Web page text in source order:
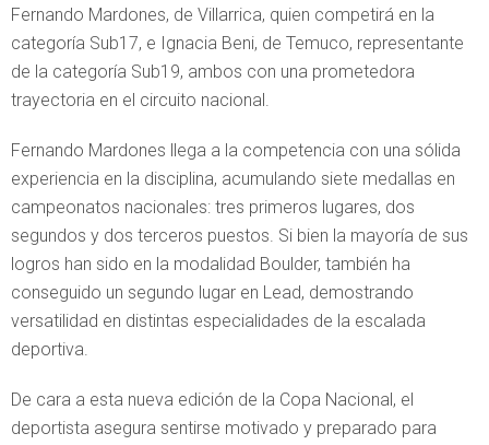
Fernando Mardones, de Villarrica, quien competirá en la
categoría Sub17, e Ignacia Beni, de Temuco, representante
de la categoría Sub19, ambos con una prometedora
trayectoria en el circuito nacional.
Fernando Mardones llega a la competencia con una sólida
experiencia en la disciplina, acumulando siete medallas en
campeonatos nacionales: tres primeros lugares, dos
segundos y dos terceros puestos. Si bien la mayoría de sus
logros han sido en la modalidad Boulder, también ha
conseguido un segundo lugar en Lead, demostrando
versatilidad en distintas especialidades de la escalada
deportiva.
De cara a esta nueva edición de la Copa Nacional, el
deportista asegura sentirse motivado y preparado para